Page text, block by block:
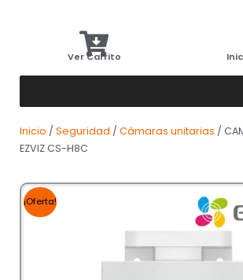
Ver Carrito
Inicio / Seguridad / Cámaras unitarias /
EZVIZ CS-H8C
¡Oferta!